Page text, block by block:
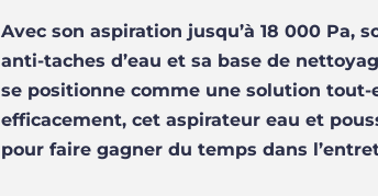
Avec son aspiration jusqu’à 18 000
anti-taches d’eau et sa base de
se positionne comme une solution tout-
efficacement, cet aspirateur eau et
pour faire gagner du temps dans